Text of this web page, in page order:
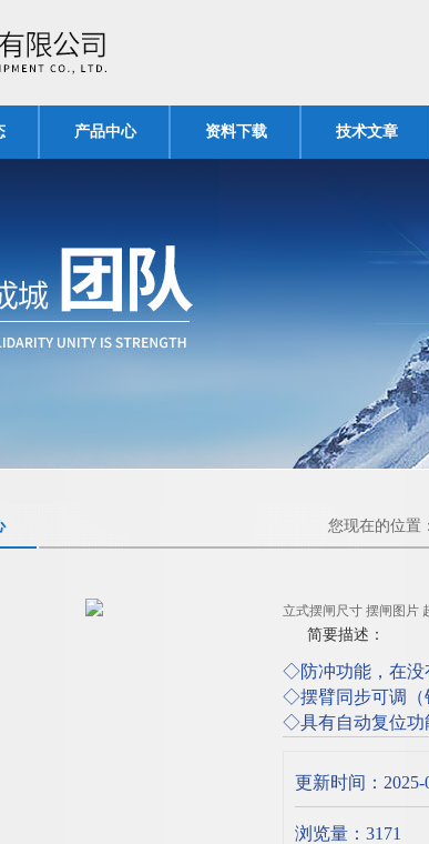
产品中心 资料下载 技术文章
您现在的位置：
立式摆闸尺寸 摆闸图片
简要描述：
◇防冲功能，在没
◇摆臂同步可调（
◇具有自动复位功
◇可自由调节常
更新时间：2025-
浏览量：3171